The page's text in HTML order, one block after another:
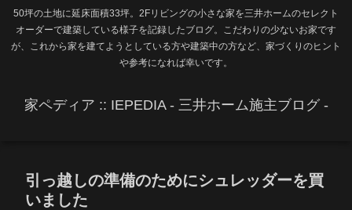
50坪の土地に延床面積33坪。2Fリビングの小さな家を三井ホームのセレクト
オーダーで建築している様子を記録したブログ。こだわりの少ないお家です
が、これから家を建てようとしている方や建築中の方など、家づくりのヒント
や参考になれば幸いです。
家ペディア :: IEPEDIA - 三井ホーム施主ブログ -
引っ越しの準備のためにシュレッダーを買
いました